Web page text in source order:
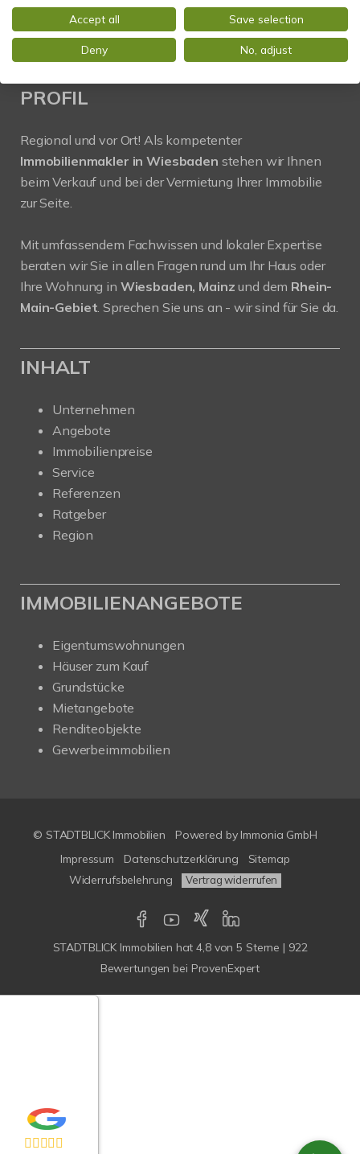
info@stadtblick-immobilien.de
Web:www.stadtblick-immobilien.de
PROFIL
Regional und vor Ort! Als kompetenter
Immobilienmakler in Wiesbaden stehen wir Ihnen
beim Verkauf und bei der Vermietung Ihrer Immobilie
zur Seite.
Mit umfassendem Fachwissen und lokaler Expertise
beraten wir Sie in allen Fragen rund um Ihr Haus oder
Ihre Wohnung in Wiesbaden, Mainzund dem Rhein-
Main-Gebiet. Sprechen Sie uns an - wir sind für Sie da.
INHALT
Unternehmen
Angebote
Immobilienpreise
Service
Referenzen
Ratgeber
Region
IMMOBILIENANGEBOTE
Eigentumswohnungen
Häuser zum Kauf
Grundstücke
Mietangebote
Renditeobjekte
Gewerbeimmobilien
© STADTBLICK Immobilien Powered by Immonia GmbH
Impressum
Datenschutzerklärung
Sitemap
Widerrufsbelehrung
Vertrag widerrufen
STADTBLICK Immobilien hat4,8von5 Sterne | 922
Bewertungen bei ProvenExpert
Accept all Save selection
Deny No, adjust